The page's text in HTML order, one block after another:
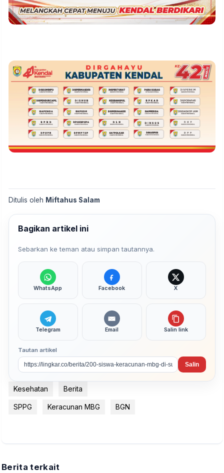
Ditulis oleh Miftahus Salam
Bagikan artikel ini
Sebarkan ke teman atau simpan tautannya.
WhatsApp Facebook X
Telegram Email Salin link
Tautan artikel
Salin
Kesehatan Berita
SPPG Keracunan MBG BGN
Berita terkait